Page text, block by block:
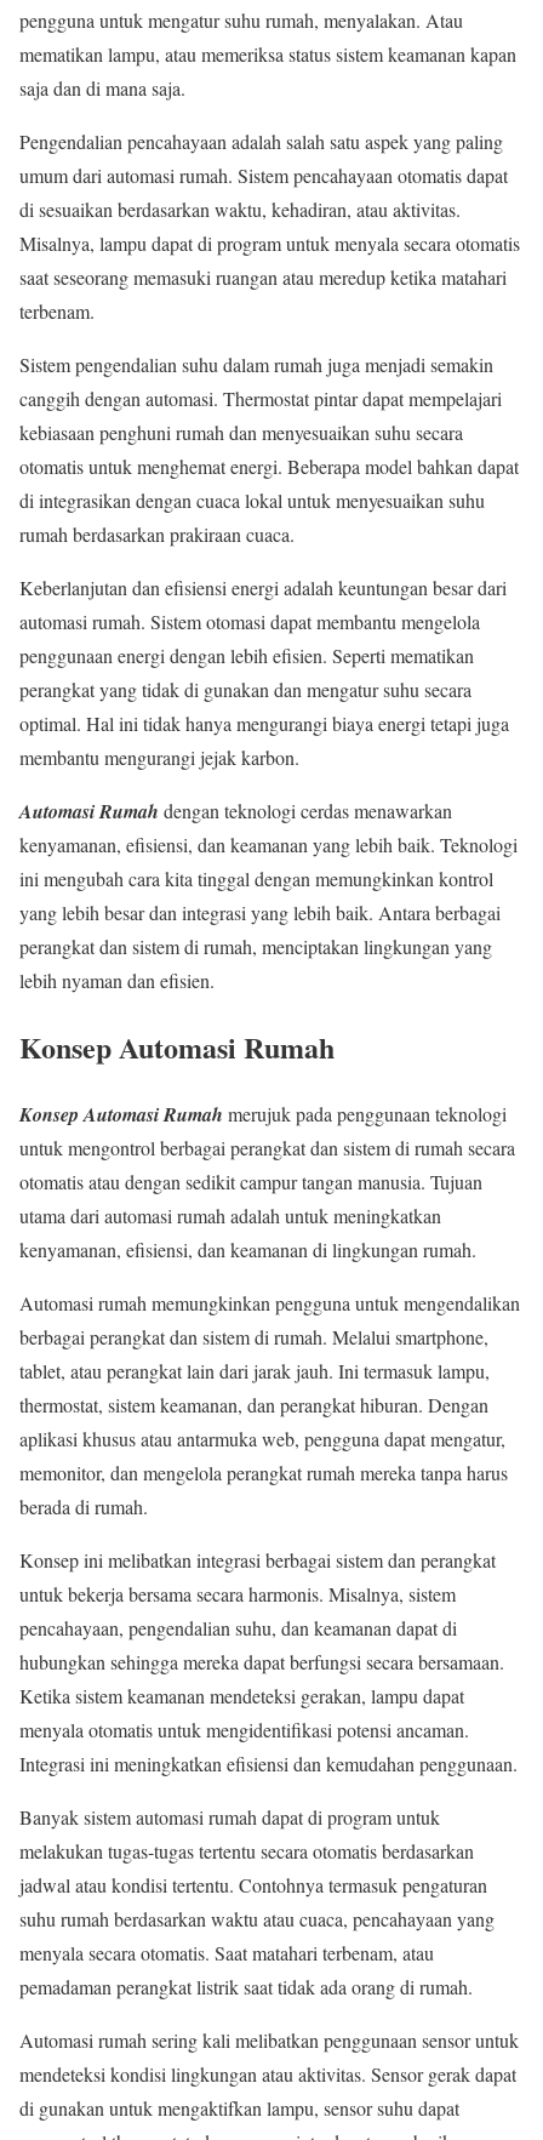
pengguna untuk mengatur suhu rumah, menyalakan. Atau
mematikan lampu, atau memeriksa status sistem keamanan kapan
saja dan di mana saja.
Pengendalian pencahayaan adalah salah satu aspek yang paling
umum dari automasi rumah. Sistem pencahayaan otomatis dapat
di sesuaikan berdasarkan waktu, kehadiran, atau aktivitas.
Misalnya, lampu dapat di program untuk menyala secara otomatis
saat seseorang memasuki ruangan atau meredup ketika matahari
terbenam.
Sistem pengendalian suhu dalam rumah juga menjadi semakin
canggih dengan automasi. Thermostat pintar dapat mempelajari
kebiasaan penghuni rumah dan menyesuaikan suhu secara
otomatis untuk menghemat energi. Beberapa model bahkan dapat
di integrasikan dengan cuaca lokal untuk menyesuaikan suhu
rumah berdasarkan prakiraan cuaca.
Keberlanjutan dan efisiensi energi adalah keuntungan besar dari
automasi rumah. Sistem otomasi dapat membantu mengelola
penggunaan energi dengan lebih efisien. Seperti mematikan
perangkat yang tidak di gunakan dan mengatur suhu secara
optimal. Hal ini tidak hanya mengurangi biaya energi tetapi juga
membantu mengurangi jejak karbon.
Automasi Rumah dengan teknologi cerdas menawarkan
kenyamanan, efisiensi, dan keamanan yang lebih baik. Teknologi
ini mengubah cara kita tinggal dengan memungkinkan kontrol
yang lebih besar dan integrasi yang lebih baik. Antara berbagai
perangkat dan sistem di rumah, menciptakan lingkungan yang
lebih nyaman dan efisien.
Konsep Automasi Rumah
Konsep Automasi Rumah merujuk pada penggunaan teknologi
untuk mengontrol berbagai perangkat dan sistem di rumah secara
otomatis atau dengan sedikit campur tangan manusia. Tujuan
utama dari automasi rumah adalah untuk meningkatkan
kenyamanan, efisiensi, dan keamanan di lingkungan rumah.
Automasi rumah memungkinkan pengguna untuk mengendalikan
berbagai perangkat dan sistem di rumah. Melalui smartphone,
tablet, atau perangkat lain dari jarak jauh. Ini termasuk lampu,
thermostat, sistem keamanan, dan perangkat hiburan. Dengan
aplikasi khusus atau antarmuka web, pengguna dapat mengatur,
memonitor, dan mengelola perangkat rumah mereka tanpa harus
berada di rumah.
Konsep ini melibatkan integrasi berbagai sistem dan perangkat
untuk bekerja bersama secara harmonis. Misalnya, sistem
pencahayaan, pengendalian suhu, dan keamanan dapat di
hubungkan sehingga mereka dapat berfungsi secara bersamaan.
Ketika sistem keamanan mendeteksi gerakan, lampu dapat
menyala otomatis untuk mengidentifikasi potensi ancaman.
Integrasi ini meningkatkan efisiensi dan kemudahan penggunaan.
Banyak sistem automasi rumah dapat di program untuk
melakukan tugas-tugas tertentu secara otomatis berdasarkan
jadwal atau kondisi tertentu. Contohnya termasuk pengaturan
suhu rumah berdasarkan waktu atau cuaca, pencahayaan yang
menyala secara otomatis. Saat matahari terbenam, atau
pemadaman perangkat listrik saat tidak ada orang di rumah.
Automasi rumah sering kali melibatkan penggunaan sensor untuk
mendeteksi kondisi lingkungan atau aktivitas. Sensor gerak dapat
di gunakan untuk mengaktifkan lampu, sensor suhu dapat